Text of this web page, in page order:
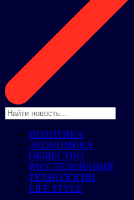
ПОЛИТИКА
ЭКОНОМИКА
ОБЩЕСТВО
РАССЛЕДОВАНИЯ
ТЕХНОЛОГИИ
LIFE STYLE